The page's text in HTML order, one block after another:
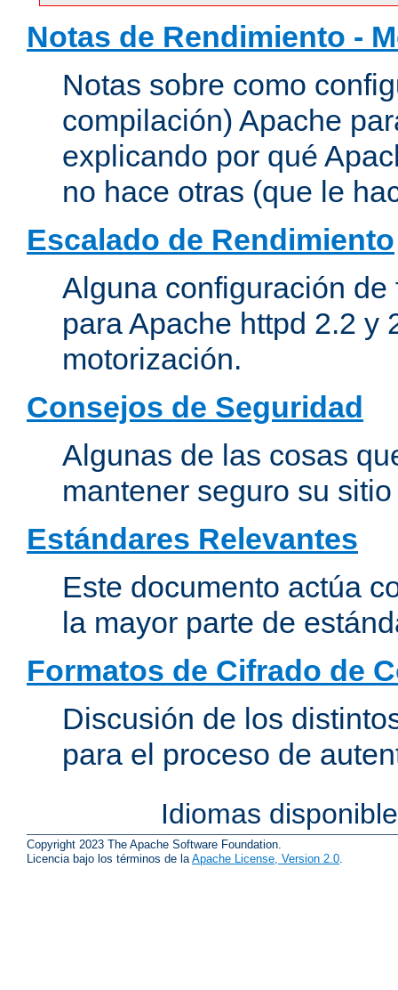
Notas de Rendimiento -
Notas sobre como
compilación) Apache
explicando por qué
no hace otras (que le
Escalado de Rendimiento
Alguna configuración
para Apache httpd 2.2 y
motorización.
Consejos de Seguridad
Algunas de las cosas
mantener seguro su
Estándares Relevantes
Este documento actúa
la mayor parte de
Formatos de Cifrado de
Discusión de los
para el proceso de
Idiomas
Copyright 2023 The Apache Software Foundation.
Licencia bajo los términos de la Apache License, Version 2.0